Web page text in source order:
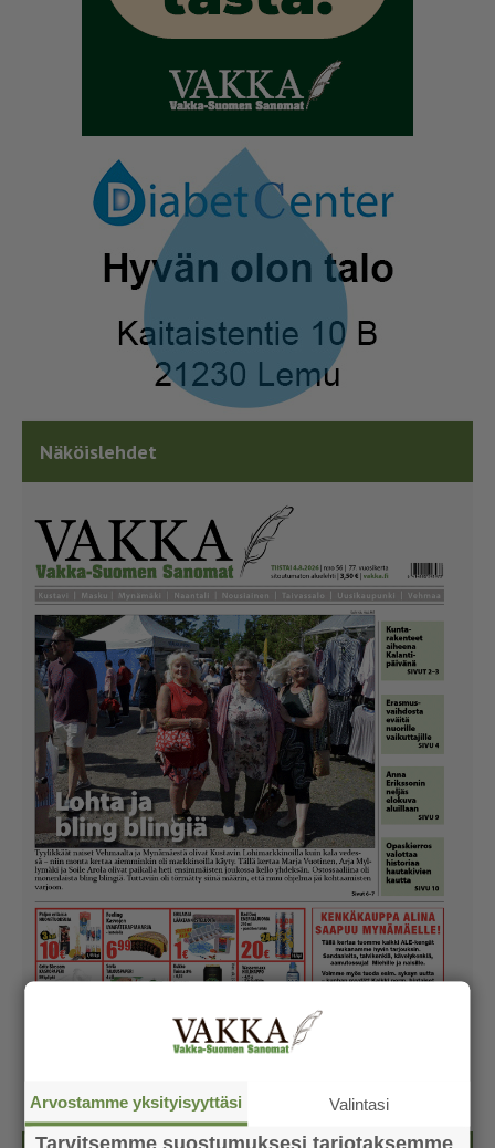
Näköislehdet
Arvostamme yksityisyyttäsi Valintasi
Tarvitsemme suostumuksesi tarjotaksemme